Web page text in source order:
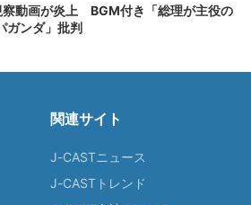
察動画が炎上 BGM付き「総理が主役の
ガンダ」批判
関連サイト
J-CASTニュース
J-CASTトレンド